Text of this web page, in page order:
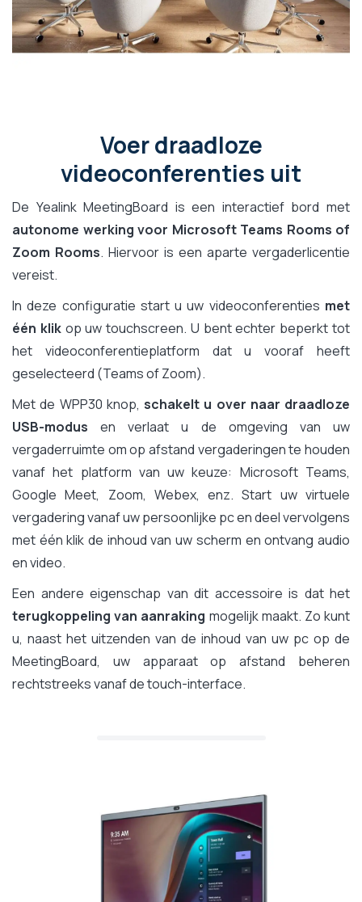
Voer draadloze
videoconferenties uit
De Yealink MeetingBoard is een interactief bord met
autonome werking voor Microsoft Teams Rooms of
Zoom Rooms. Hiervoor is een aparte vergaderlicentie
vereist.
In deze configuratie start u uw videoconferenties met
één klikop uw touchscreen. U bent echter beperkt tot
het videoconferentieplatform dat u vooraf heeft
geselecteerd (Teams of Zoom).
Met de WPP30 knop, schakelt u over naar draadloze
USB-modus en verlaat u de omgeving van uw
vergaderruimte om op afstand vergaderingen te houden
vanaf het platform van uw keuze: Microsoft Teams,
Google Meet, Zoom, Webex, enz. Start uw virtuele
vergadering vanaf uw persoonlijke pc en deel vervolgens
met één klik de inhoud van uw scherm en ontvang audio
en video.
Een andere eigenschap van dit accessoire is dat het
terugkoppeling van aanraking mogelijk maakt. Zo kunt
u, naast het uitzenden van de inhoud van uw pc op de
MeetingBoard, uw apparaat op afstand beheren
rechtstreeks vanaf de touch-interface.